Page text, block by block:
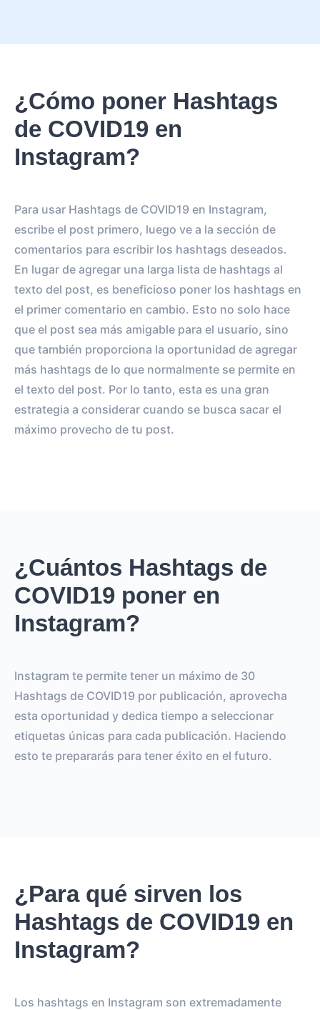
¿Cómo poner Hashtags
de COVID19 en
Instagram?
Para usar Hashtags de COVID19 en Instagram,
escribe el post primero, luego ve a la sección de
comentarios para escribir los hashtags deseados.
En lugar de agregar una larga lista de hashtags al
texto del post, es beneficioso poner los hashtags en
el primer comentario en cambio. Esto no solo hace
que el post sea más amigable para el usuario, sino
que también proporciona la oportunidad de agregar
más hashtags de lo que normalmente se permite en
el texto del post. Por lo tanto, esta es una gran
estrategia a considerar cuando se busca sacar el
máximo provecho de tu post.
¿Cuántos Hashtags de
COVID19 poner en
Instagram?
Instagram te permite tener un máximo de 30
Hashtags de COVID19 por publicación, aprovecha
esta oportunidad y dedica tiempo a seleccionar
etiquetas únicas para cada publicación. Haciendo
esto te prepararás para tener éxito en el futuro.
¿Para qué sirven los
Hashtags de COVID19 en
Instagram?
Los hashtags en Instagram son extremadamente